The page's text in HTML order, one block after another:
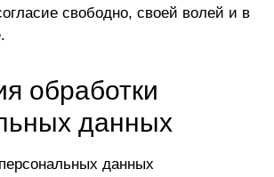
свободно, своей волей и в
обработки
данных
данных